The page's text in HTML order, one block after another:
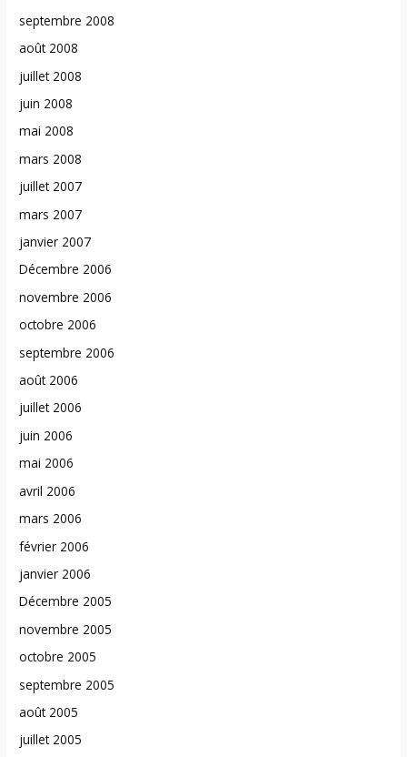
septembre 2008
août 2008
juillet 2008
juin 2008
mai 2008
mars 2008
juillet 2007
mars 2007
janvier 2007
Décembre 2006
novembre 2006
octobre 2006
septembre 2006
août 2006
juillet 2006
juin 2006
mai 2006
avril 2006
mars 2006
février 2006
janvier 2006
Décembre 2005
novembre 2005
octobre 2005
septembre 2005
août 2005
juillet 2005